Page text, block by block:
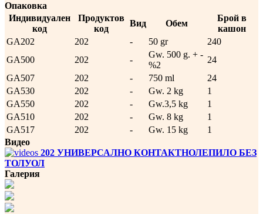
Опаковка
Индивидуален
код
Продуктов
код
Вид Обем
Брой в
кашон
GA202
202 - 50 gr
240
GA500
202 -
Gw. 500 g. + -
%2
24
GA507
202 - 750 ml
24
GA530
202 - Gw. 2 kg
1
GA550
202 - Gw.3,5 kg
1
GA510
202 - Gw. 8 kg
1
GA517
202 - Gw. 15 kg
1
Видео
202 УНИВЕРСАЛНО КОНТАКТНОЛЕПИЛО БЕЗ
ТОЛУОЛ
Галерия